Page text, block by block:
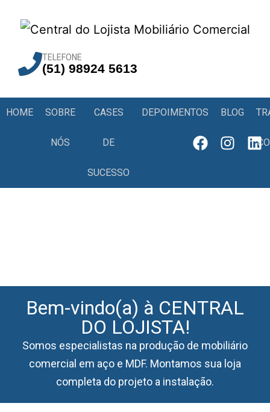
TELEFONE
(51) 98924 5613
HOME SOBRE
NÓS
CASES
DE
SUCESSO
DEPOIMENTOS BLOG
Bem-vindo(a) à CENTRAL
DO LOJISTA!
Somos especialistas na produção de mobiliário
comercial em aço e MDF. Montamos sua loja
completa do projeto a instalação.